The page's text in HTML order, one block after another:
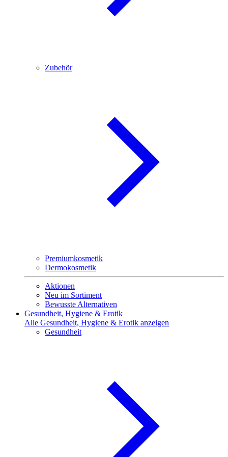
Zubehör
Premiumkosmetik
Dermokosmetik
Aktionen
Neu im Sortiment
Bewusste Alternativen
Gesundheit, Hygiene & Erotik
Alle Gesundheit, Hygiene & Erotik anzeigen
Gesundheit